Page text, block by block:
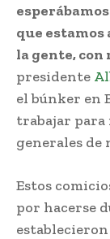
que estamos
la gente, con
presidente
el búnker en
trabajar
generales de
Estos
por hacerse